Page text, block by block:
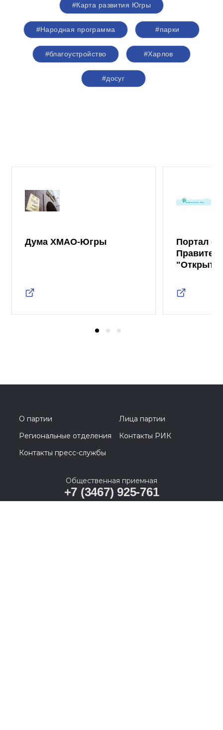
#Карта развития Югры
#Народная программа #парки
#благоустройство #Харлов
#досуг
Дума ХМАО-Югры
Портал
О партии
Лица партии
Региональные отделения
Контакты РИК
Контакты пресс-службы
Общественная приемная
+7 (3467) 925-761